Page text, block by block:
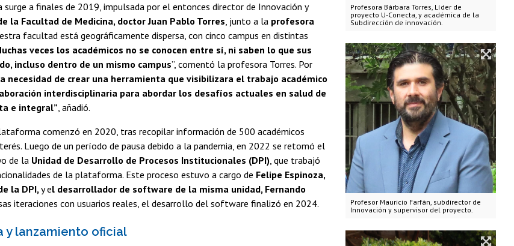
Profesora Bárbara Torres, Líder de
proyecto U-Conecta, y académica de la
Subdirección de innovación.
Profesor Mauricio Farfán, subdirector de
Innovación y supervisor del proyecto.
surge a finales de 2019, impulsada por el entonces director de Innovación y
la Facultad de Medicina, doctor Juan Pablo Torres, junto a la profesora
facultad está geográficamente dispersa, con cinco campus en distintas
veces los académicos no se conocen entre sí, ni saben lo que sus
incluso dentro de un mismo campus”, comentó la profesora Torres. Por
necesidad de crear una herramienta que visibilizara el trabajo académico
interdisciplinaria para abordar los desafíos actuales en salud de
e integral”, añadió.
comenzó en 2020, tras recopilar información de 500 académicos
Luego de un período de pausa debido a la pandemia, en 2022 se retomó el
de la Unidad de Desarrollo de Procesos Institucionales (DPI), que trabajó
de la plataforma. Este proceso estuvo a cargo de Felipe Espinoza,
la DPI,y el desarrollador de software de la misma unidad, Fernando
iteraciones con usuarios reales, el desarrollo del software finalizó en 2024.
y lanzamiento oficial